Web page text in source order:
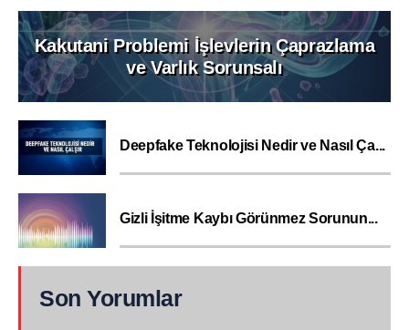
Kakutani Problemi İşlevlerin Çaprazlama
ve Varlık Sorunsalı
Deepfake Teknolojisi Nedir ve Nasıl Ça...
Gizli İşitme Kaybı Görünmez Sorunun...
Son Yorumlar